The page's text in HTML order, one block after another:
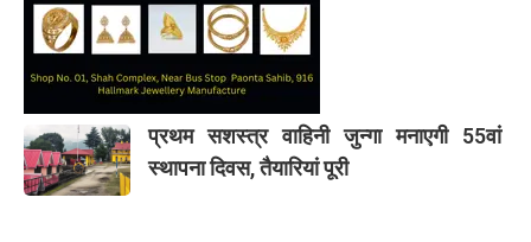
प्रथम सशस्त्र वाहिनी जुन्गा मनाएगी 55वां
स्थापना दिवस, तैयारियां पूरी